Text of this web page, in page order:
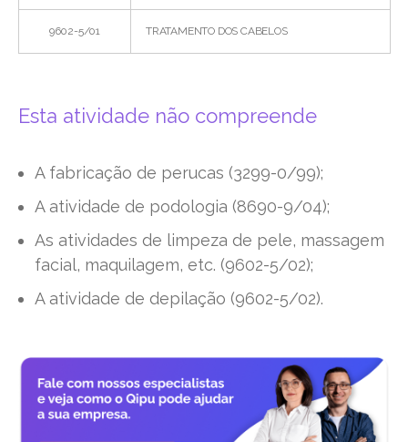
9602-5/01 TRATAMENTO DOS CABELOS
Esta atividade não compreende
A fabricação de perucas (3299-0/99);
A atividade de podologia (8690-9/04);
As atividades de limpeza de pele, massagem
facial, maquilagem, etc. (9602-5/02);
A atividade de depilação (9602-5/02).